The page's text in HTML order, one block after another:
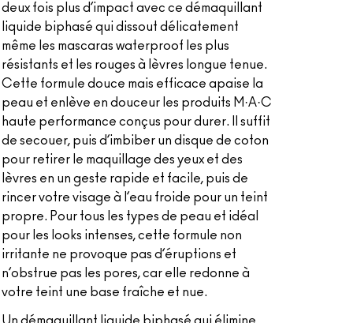
deux fois plus d’impact avec ce démaquillant
liquide biphasé qui dissout délicatement
même les mascaras waterproof les plus
résistants et les rouges à lèvres longue tenue.
Cette formule douce mais efficace apaise la
peau et enlève en douceur les produits M·A·C
haute performance conçus pour durer. Il suffit
de secouer, puis d’imbiber un disque de coton
pour retirer le maquillage des yeux et des
lèvres en un geste rapide et facile, puis de
rincer votre visage à l’eau froide pour un teint
propre. Pour tous les types de peau et idéal
pour les looks intenses, cette formule non
irritante ne provoque pas d’éruptions et
n’obstrue pas les pores, car elle redonne à
votre teint une base fraîche et nue.